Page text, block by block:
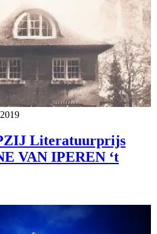
Literatuurprijs
VAN IPEREN ‘t